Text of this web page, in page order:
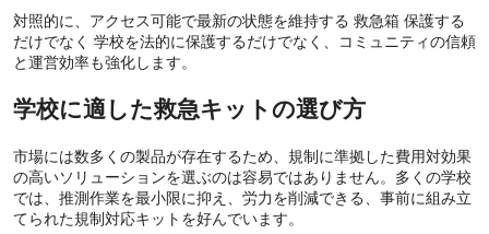
対照的に、アクセス可能で最新の状態を維持する 救急箱 保護する
だけでなく 学校を法的に保護するだけでなく、コミュニティの信頼
と運営効率も強化します。
学校に適した救急キットの選び方
市場には数多くの製品が存在するため、規制に準拠した費用対効果
の高いソリューションを選ぶのは容易ではありません。多くの学校
では、推測作業を最小限に抑え、労力を削減できる、事前に組み立
てられた規制対応キットを好んでいます。